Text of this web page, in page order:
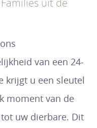
van een 24-
krijgt u een sleutel
moment van de
uw dierbare. Dit